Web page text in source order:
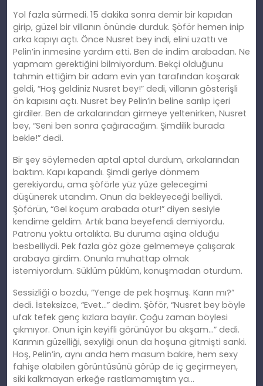
Yol fazla sürmedi. 15 dakika sonra demir bir kapıdan
girip, güzel bir villanın önünde durduk. Şöför hemen inip
arka kapıyı açtı. Önce Nusret bey indi, elini uzattı ve
Pelin’in inmesine yardım etti. Ben de indim arabadan. Ne
yapmam gerektiğini bilmiyordum. Bekçi olduğunu
tahmin ettiğim bir adam evin yan tarafından koşarak
geldi, “Hoş geldiniz Nusret bey!” dedi, villanın gösterişli
ön kapısını açtı. Nusret bey Pelin’in beline sarılıp içeri
girdiler. Ben de arkalarından girmeye yeltenirken, Nusret
bey, “Seni ben sonra çağıracağım. Şimdilik burada
bekle!” dedi.
Bir şey söylemeden aptal aptal durdum, arkalarından
baktım. Kapı kapandı. Şimdi geriye dönmem
gerekiyordu, ama şöförle yüz yüze gelecegimi
düşünerek utandım. Onun da bekleyeceği belliydi.
Şöförün, “Gel koçum arabada otur!” diyen sesiyle
kendime geldim. Artık bana beyefendi demiyordu.
Patronu yoktu ortalıkta. Bu duruma aşina olduğu
besbelliydi. Pek fazla göz göze gelmemeye çalışarak
arabaya girdim. Onunla muhattap olmak
istemiyordum. Süklüm püklüm, konuşmadan oturdum.
Sessizliği o bozdu, “Yenge de pek hoşmuş. Karın mı?”
dedi. İsteksizce, “Evet…” dedim. Şöför, “Nusret bey böyle
ufak tefek genç kızlara bayılır. Çoğu zaman böylesi
çıkmıyor. Onun için keyifli görünüyor bu akşam…” dedi.
Karımın güzelliği, sexyliği onun da hoşuna gitmişti sanki.
Hoş, Pelin’in, aynı anda hem masum bakire, hem sexy
fahişe olabilen görüntüsünü görüp de iç geçirmeyen,
siki kalkmayan erkeğe rastlamamıştım ya…